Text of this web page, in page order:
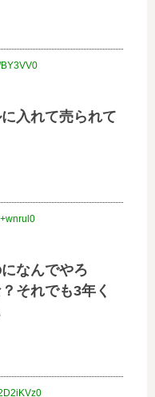
入れて売られて
なんでやろ
それでも3年く